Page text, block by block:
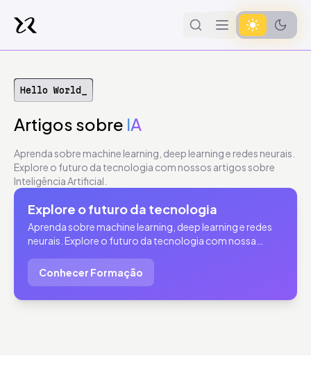
Hello World_
Artigos sobre IA
Aprenda sobre machine learning, deep learning e redes neurais.
Explore o futuro da tecnologia com nossos artigos sobre
Inteligência Artificial.
Explore o futuro da tecnologia
Aprenda sobre machine learning, deep learning e redes
neurais. Explore o futuro da tecnologia com nossa
Conhecer Formação